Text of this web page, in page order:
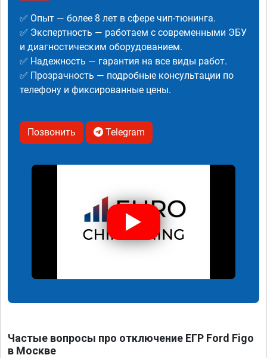
✅ Опыт — более 8 лет в сфере чип-тюнинга.
✅ Экспертность — работаем с современными ЭБУ
и диагностическим оборудованием.
✅ Надежность — гарантия на все виды работ.
✅ Прозрачность — подробные консультации по
телефону и фиксированные цены.
Позвонить Telegram
Частые вопросы про отключение ЕГР Ford Figo
в Москве